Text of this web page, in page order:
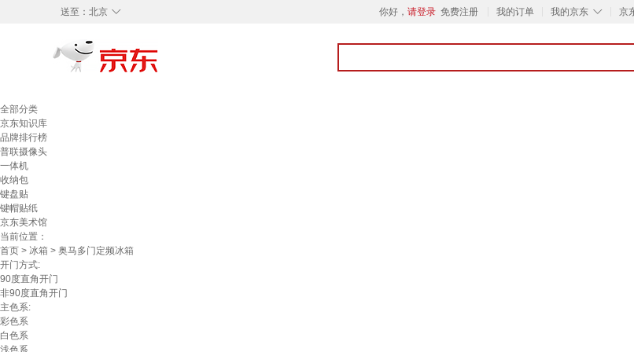
◇
送至： 北京 你好， 请登录 免费注册 我的订单 ◇
我的京东 京
全部分类
京东知识库
品牌排行榜
普联摄像头
一体机
收纳包
键盘贴
键帽贴纸
京东美术馆
当前位置：
首页 > 冰箱 > 奥马多门定频冰箱
开门方式:
90度直角开门
非90度直角开门
主色系:
彩色系
白色系
浅色系